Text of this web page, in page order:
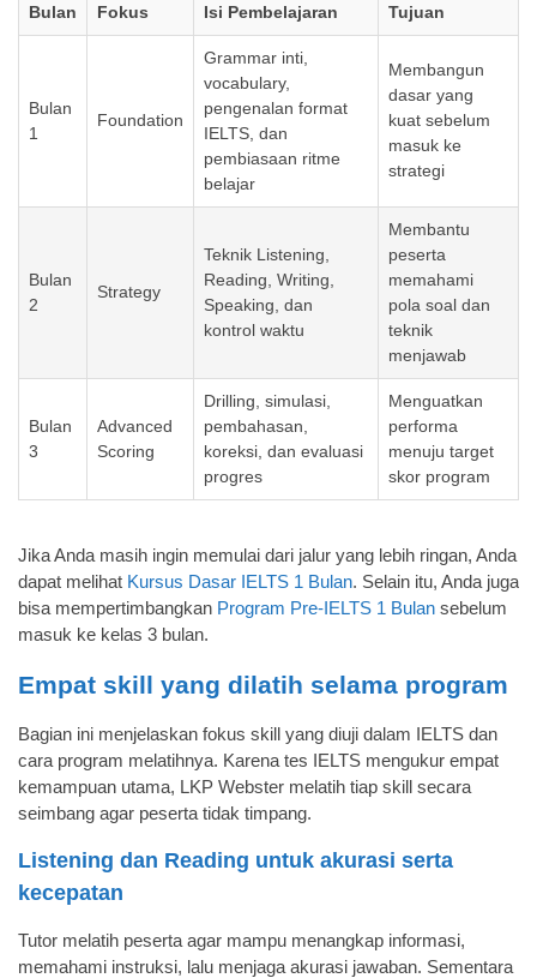
Bulan Fokus Isi Pembelajaran Tujuan
Bulan
1
Foundation
Grammar inti,
vocabulary,
pengenalan format
IELTS, dan
pembiasaan ritme
belajar
Membangun
dasar yang
kuat sebelum
masuk ke
strategi
Bulan
2
Strategy
Teknik Listening,
Reading, Writing,
Speaking, dan
kontrol waktu
Membantu
peserta
memahami
pola soal dan
teknik
menjawab
Bulan
3
Advanced
Scoring
Drilling, simulasi,
pembahasan,
koreksi, dan evaluasi
progres
Menguatkan
performa
menuju target
skor program
Jika Anda masih ingin memulai dari jalur yang lebih ringan, Anda
dapat melihat Kursus Dasar IELTS 1 Bulan. Selain itu, Anda juga
bisa mempertimbangkan Program Pre-IELTS 1 Bulan sebelum
masuk ke kelas 3 bulan.
Empat skill yang dilatih selama program
Bagian ini menjelaskan fokus skill yang diuji dalam IELTS dan
cara program melatihnya. Karena tes IELTS mengukur empat
kemampuan utama, LKP Webster melatih tiap skill secara
seimbang agar peserta tidak timpang.
Listening dan Reading untuk akurasi serta
kecepatan
Tutor melatih peserta agar mampu menangkap informasi,
memahami instruksi, lalu menjaga akurasi jawaban. Sementara